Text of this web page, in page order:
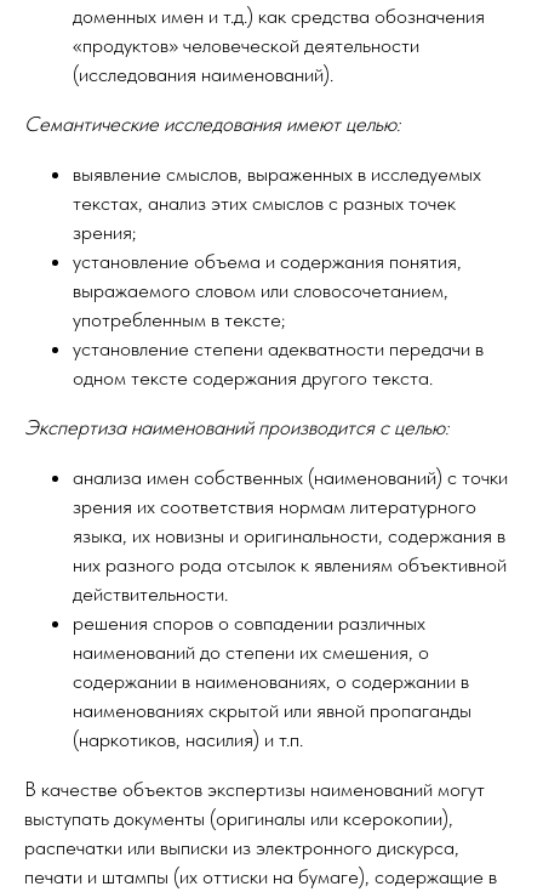
доменных имен и т.д.) как средства обозначения
«продуктов» человеческой деятельности
(исследования наименований).
Семантические исследования имеют целью:
выявление смыслов, выраженных в исследуемых
текстах, анализ этих смыслов с разных точек
зрения;
установление объема и содержания понятия,
выражаемого словом или словосочетанием,
употребленным в тексте;
установление степени адекватности передачи в
одном тексте содержания другого текста.
Экспертиза наименований производится с целью:
анализа имен собственных (наименований) с точки
зрения их соответствия нормам литературного
языка, их новизны и оригинальности, содержания в
них разного рода отсылок к явлениям объективной
действительности.
решения споров о совпадении различных
наименований до степени их смешения, о
содержании в наименованиях, о содержании в
наименованиях скрытой или явной пропаганды
(наркотиков, насилия) и т.п.
В качестве объектов экспертизы наименований могут
выступать документы (оригиналы или ксерокопии),
распечатки или выписки из электронного дискурса,
печати и штампы (их оттиски на бумаге), содержащие в